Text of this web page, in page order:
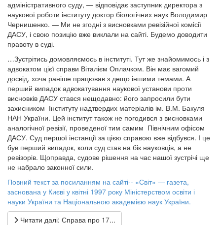
адміністративного суду, — відповідає заступник директора з
наукової роботи інституту доктор біологічних наук Володимир
Чернишенко. — Ми не згодні з висновками ревізійної комісії
ДАСУ, і свою позицію вже виклали на сайті. Будемо доводити
правоту в суді.
…Зустрітись домовляємось в інституті. Тут же знайомимось і з
адвокатом цієї справи Віталієм Оплачком. Він має вагомий
досвід, хоча раніше працював з дещо іншими темами. А
перший випадок адвокатування наукової установи проти
висновків ДАСУ стався нещодавно: його запросили бути
захисником Інституту надтвердих матеріалів ім. В.М. Бакуля
НАН України. Цей інститут також не погодився з висновками
аналогічної ревізії, проведеної тим самим Північним офісом
ДАСУ. Суд першої інстанції за цією справою вже відбувся. І це
був перший випадок, коли суд став на бік науковців, а не
ревізорів. Щоправда, судове рішення на час нашої зустрічі ще
не набрало законної сили.
Повний текст за посиланням на сайті-- «Світ» — газета,
заснована у Києві у квітні 1997 року Міністерством освіти і
науки України та Національною академією наук України.
Читати далі: Справа про 17...